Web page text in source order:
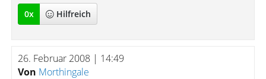
0x Hilfreich
26. Februar 2008 | 14:49
Von Morthingale